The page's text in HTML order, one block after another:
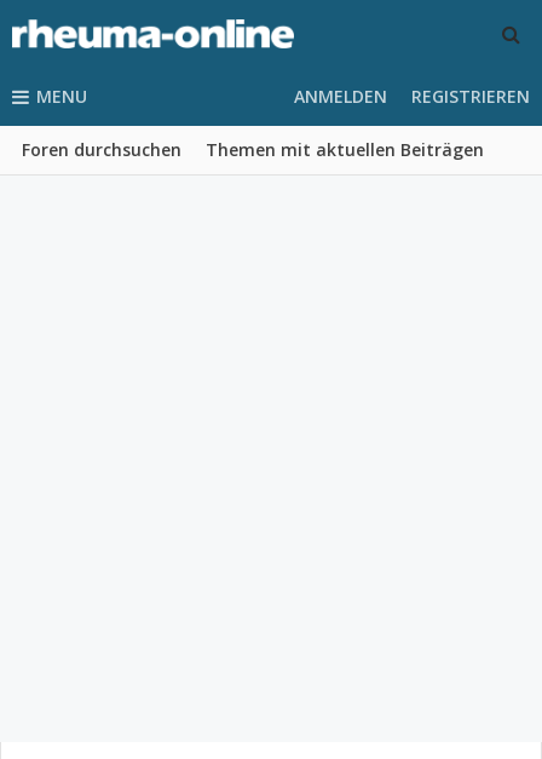
MENU
Foren durchsuchen Themen mit aktuellen Beiträgen
ANMELDEN REGISTRIEREN